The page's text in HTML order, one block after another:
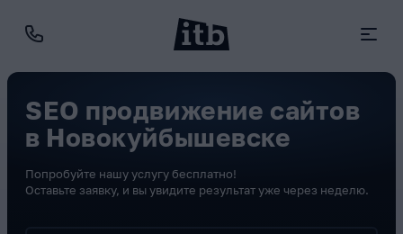
SEO продвижение сайтов
в Новокуйбышевске
Попробуйте нашу услугу бесплатно!
Оставьте заявку, и вы увидите результат уже через неделю.